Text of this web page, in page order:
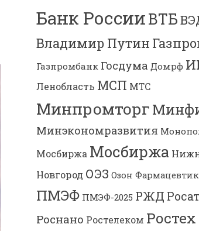
Банк РоссииВТБ
Владимир Путин
Газпромбанк Госдума Домрф
Ленобласть МСП МТС
Минпромторг
Минэкономразвития
Мосбиржа Мосбиржа
Новгород ОЭЗ Озон
ПМЭФ ПМЭФ-2025 РЖД
Роснано Ростелеком Ростех